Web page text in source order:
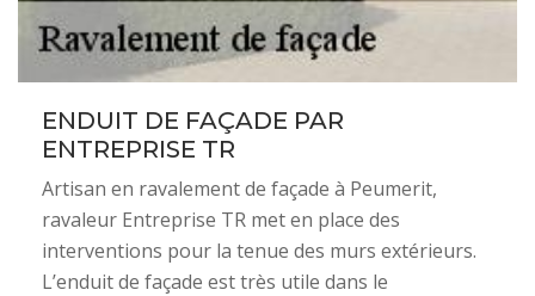
ENDUIT DE FAÇADE PAR
ENTREPRISE TR
Artisan en ravalement de façade à Peumerit,
ravaleur Entreprise TR met en place des
interventions pour la tenue des murs extérieurs.
L’enduit de façade est très utile dans le